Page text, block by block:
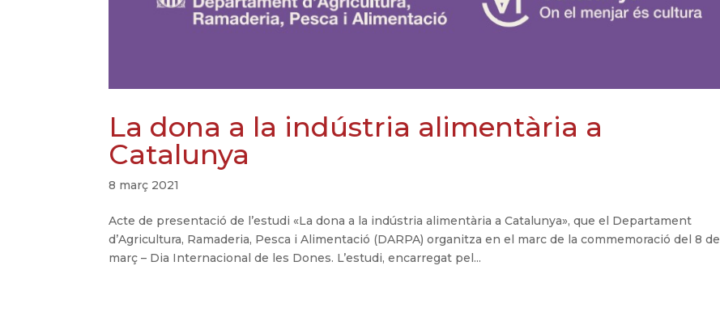
La dona a la indústria alimentària a
Catalunya
8 març 2021
Acte de presentació de l’estudi «La dona a la indústria alimentària a Catalunya», que el Departament
d’Agricultura, Ramaderia, Pesca i Alimentació (DARPA) organitza en el marc de la commemoració del 8 de
març – Dia Internacional de les Dones. L’estudi, encarregat pel...